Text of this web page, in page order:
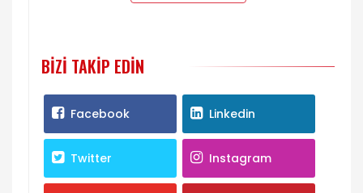
BIZI TAKIP EDIN
Facebook Linkedin
Twitter Instagram